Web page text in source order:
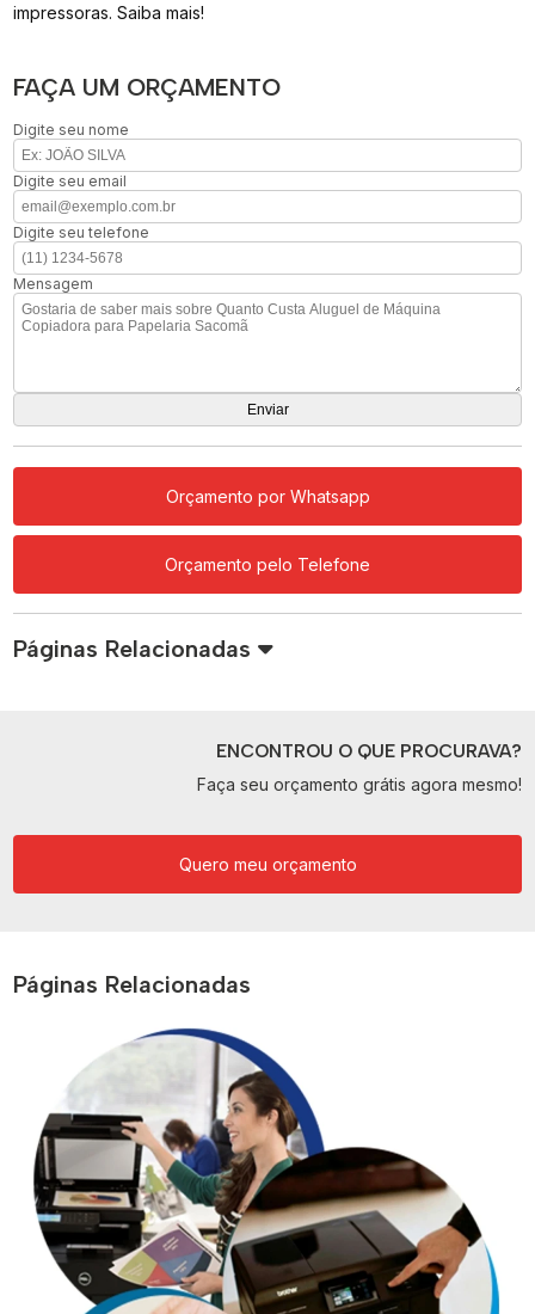
impressoras. Saiba mais!
FAÇA UM ORÇAMENTO
Digite seu nome
Digite seu email
Digite seu telefone
Mensagem
Orçamento por Whatsapp
Orçamento pelo Telefone
Páginas Relacionadas
ENCONTROU O QUE PROCURAVA?
Faça seu orçamento grátis agora mesmo!
Quero meu orçamento
Páginas Relacionadas